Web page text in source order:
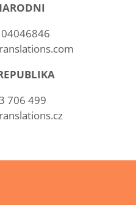
706 499